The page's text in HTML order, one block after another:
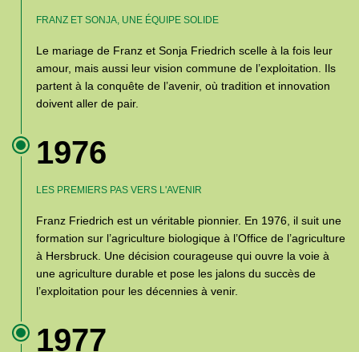
FRANZ ET SONJA, UNE ÉQUIPE SOLIDE
Le mariage de Franz et Sonja Friedrich scelle à la fois leur
amour, mais aussi leur vision commune de l’exploitation. Ils
partent à la conquête de l’avenir, où tradition et innovation
doivent aller de pair.
1976
LES PREMIERS PAS VERS L'AVENIR
Franz Friedrich est un véritable pionnier. En 1976, il suit une
formation sur l’agriculture biologique à l’Office de l’agriculture
à Hersbruck. Une décision courageuse qui ouvre la voie à
une agriculture durable et pose les jalons du succès de
l’exploitation pour les décennies à venir.
1977